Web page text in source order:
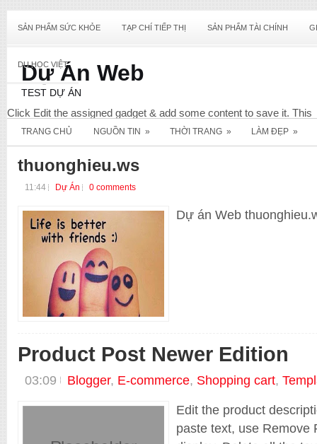
SẢN PHẨM SỨC KHỎE TẠP CHÍ TIẾP THỊ SẢN PHẨM TÀI CHÍNH
DU HỌC VIỆT
Dự Án Web
TEST DỰ ÁN
Click Edit the assigned gadget & add some content to save it. This
content will not display & only required for this widget to register
your Blog. View screenshot below for reference.
_E_Commerce
EDU
Responsive
Shopping cart
Technology
Thuong Hieu Web
TRANG CHỦ NGUỒN TIN » THỜI TRANG » LÀM ĐẸP »
thuonghieu.ws
11:44 Dự Án 0 comments
Dự án Web
Product Post Newer Edition
03:09 Blogger, E-commerce, Shopping cart,
Edit the product
paste text, use Remove